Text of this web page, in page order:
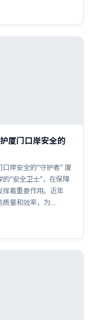
厦门口岸安全的
岸安全的“守护者” 厦
“安全卫士”，在保障
挥着重要作用。近年
质量和效率，为…